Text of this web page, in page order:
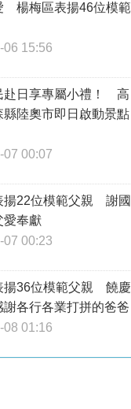
楊梅區表揚46位模範
06 15:56
赴日享專屬小禮！ 高
縣陸奧市即日啟動景點
07 00:07
揚22位模範父親 謝國
愛奉獻
07 00:23
揚36位模範父親 饒慶
謝各行各業打拼的爸爸
08 01:16